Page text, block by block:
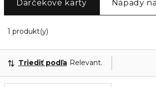
Darčekové karty Nápady
1 produkt(y)
Triediť podľa Relevantnosť